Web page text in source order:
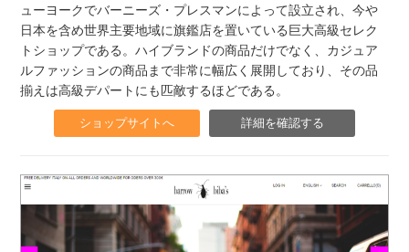
ューヨークでバーニーズ・プレスマンによって設立され、今や
日本を含め世界主要地域に旗鑑店を置いている巨大高級セレク
トショップである。ハイブランドの商品だけでなく、カジュア
ルファッションの商品まで非常に幅広く展開しており、その品
揃えは高級デパートにも匹敵するほどである。
ショップサイトへ 詳細を確認する